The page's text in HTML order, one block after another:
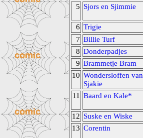
5 Sjors en Sjimmie
6 Trigie
7 Billie Turf
8 Donderpadjes
9 Brammetje Bram
10 Wondersloffen van
Sjakie
11 Baard en Kale*
12 Suske en Wiske
13 Corentin